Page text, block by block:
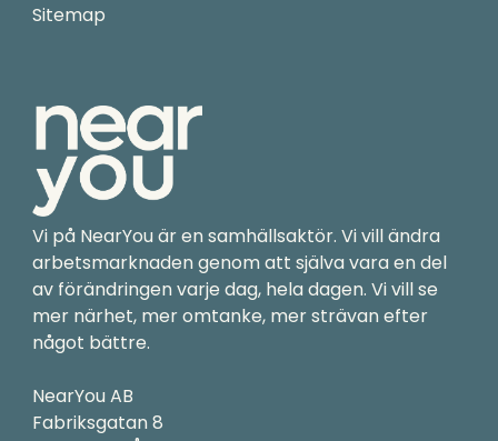
Vi på NearYou är en samhällsaktör. Vi vill ändra
arbetsmarknaden genom att själva vara en del
av förändringen varje dag, hela dagen. Vi vill se
mer närhet, mer omtanke, mer strävan efter
något bättre.
NearYou AB
Fabriksgatan 8
Sitemap